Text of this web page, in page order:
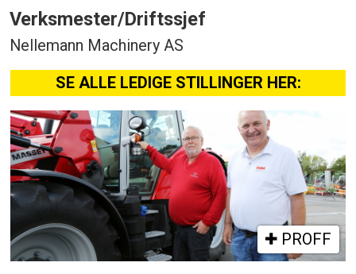
Verksmester/Driftssjef
Nellemann Machinery AS
SE ALLE LEDIGE STILLINGER HER:
PROFF